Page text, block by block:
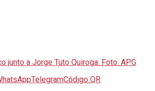
junto a Jorge Tuto Quiroga. Foto: APG
TelegramCódigo QR